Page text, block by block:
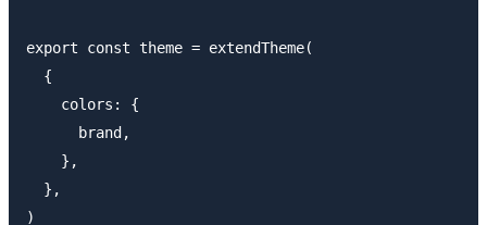
export const theme = extendTheme(
  {
    colors: {
      brand,
    },
  },